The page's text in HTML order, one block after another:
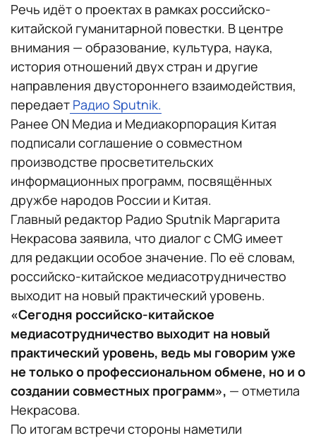
Речь идёт о проектах в рамках российско-
китайской гуманитарной повестки. В центре
внимания — образование, культура, наука,
история отношений двух стран и другие
направления двустороннего взаимодействия,
передает Радио Sputnik.
Ранее ON Медиа и Медиакорпорация Китая
подписали соглашение о совместном
производстве просветительских
информационных программ, посвящённых
дружбе народов России и Китая.
Главный редактор Радио Sputnik Маргарита
Некрасова заявила, что диалог с CMG имеет
для редакции особое значение. По её словам,
российско-китайское медиасотрудничество
выходит на новый практический уровень.
«Сегодня российско-китайское
медиасотрудничество выходит на новый
практический уровень, ведь мы говорим уже
не только о профессиональном обмене, но и о
создании совместных программ», — отметила
Некрасова.
По итогам встречи стороны наметили